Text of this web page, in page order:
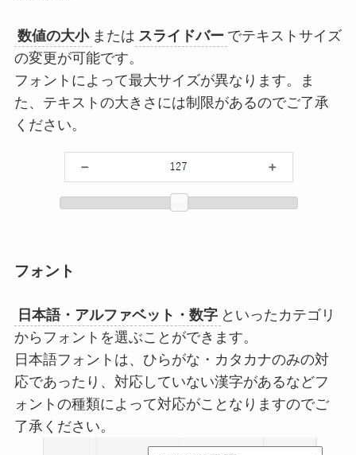
数値の大小 または スライドバー でテキストサイズ
の変更が可能です。
フォントによって最大サイズが異なります。ま
た、テキストの大きさには制限があるのでご了承
ください。
フォント
日本語・アルファベット・数字 といったカテゴリ
からフォントを選ぶことができます。
日本語フォントは、ひらがな・カタカナのみの対
応であったり、対応していない漢字があるなどフ
ォントの種類によって対応がことなりますのでご
了承ください。